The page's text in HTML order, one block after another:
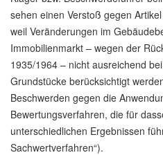
sehen einen Verstoß gegen
weil Veränderungen im
Immobilienmarkt – wegen der
1935/1964 – nicht ausreichend
Grundstücke berücksichtigt
Beschwerden gegen die
Bewertungsverfahren, die für
unterschiedlichen Ergebnissen
Sachwertverfahren“).